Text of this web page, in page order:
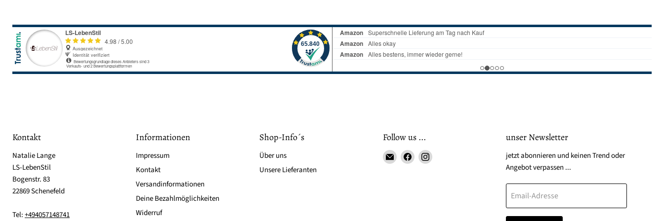
Kontakt
Natalie Lange
LS-LebenStil
Bogenstr. 83
22869 Schenefeld
Tel:+494057148741
Informationen
Impressum
Kontakt
Versandinformationen
Deine Bezahlmöglichkeiten
Widerruf
Shop-Info´s
Über uns
Unsere Lieferanten
Follow us ...
EmailFindenFinden
unser Newsletter
jetzt abonnieren und keinen Trend oder
Angebot verpassen ...
Email-Adresse